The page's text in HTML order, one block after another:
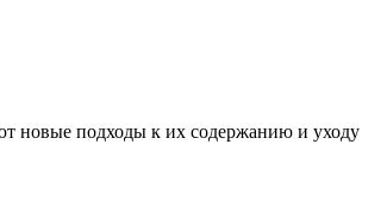
новые подходы к их содержанию и уходу